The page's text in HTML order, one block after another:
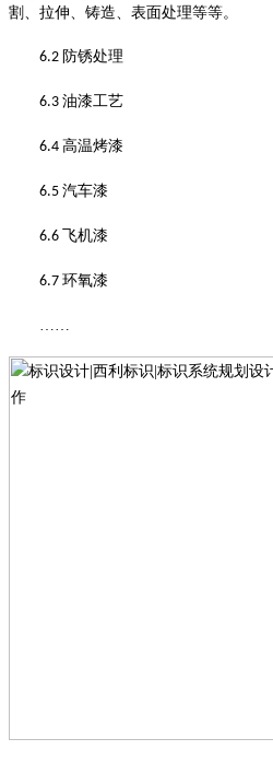
割、拉伸、铸造、表面处理等等。
6.2 防锈处理
6.3 油漆工艺
6.4 高温烤漆
6.5 汽车漆
6.6 飞机漆
6.7 环氧漆